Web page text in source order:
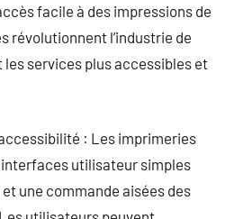
facile à des impressions de
révolutionnent l’industrie de
les services plus accessibles et
: Les imprimeries
utilisateur simples
une commande aisées des